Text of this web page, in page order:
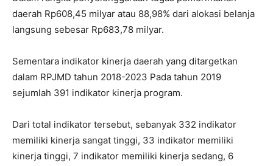
daerah Rp608,45 milyar atau 88,98% dari alokasi belanja
langsung sebesar Rp683,78 milyar.
Sementara indikator kinerja daerah yang ditargetkan
dalam RPJMD tahun 2018-2023 Pada tahun 2019
sejumlah 391 indikator kinerja program.
Dari total indikator tersebut, sebanyak 332 indikator
memiliki kinerja sangat tinggi, 33 indikator memiliki
kinerja tinggi, 7 indikator memiliki kinerja sedang, 6